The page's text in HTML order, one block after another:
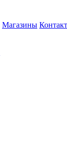
Магазины